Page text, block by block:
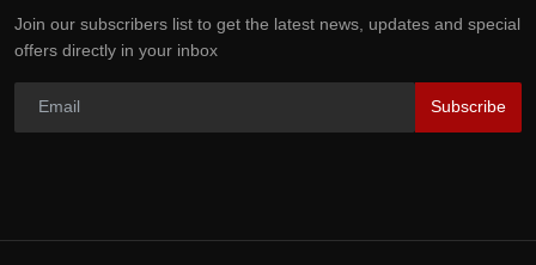
Join our subscribers list to get the latest news, updates and special
offers directly in your inbox
Subscribe